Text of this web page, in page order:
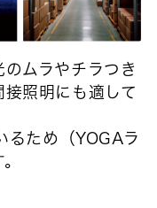
のムラやチラつき
照明にも適して
るため（YOGAラ